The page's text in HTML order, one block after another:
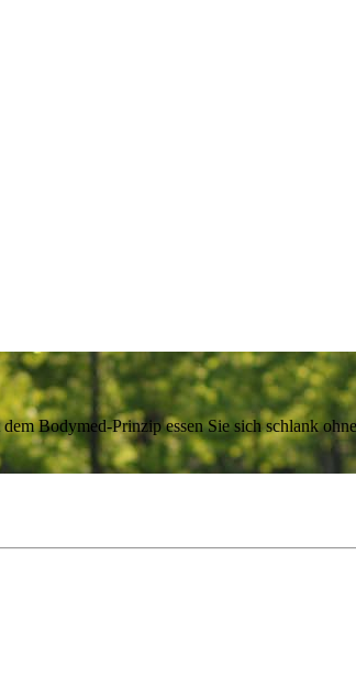
Bodymed-Prinzip essen Sie sich schlank